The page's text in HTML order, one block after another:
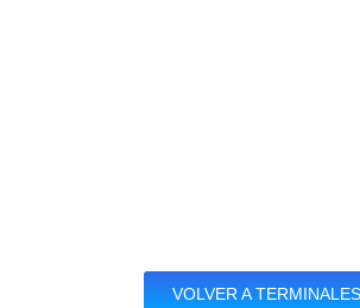
VOLVER A TERMINALES